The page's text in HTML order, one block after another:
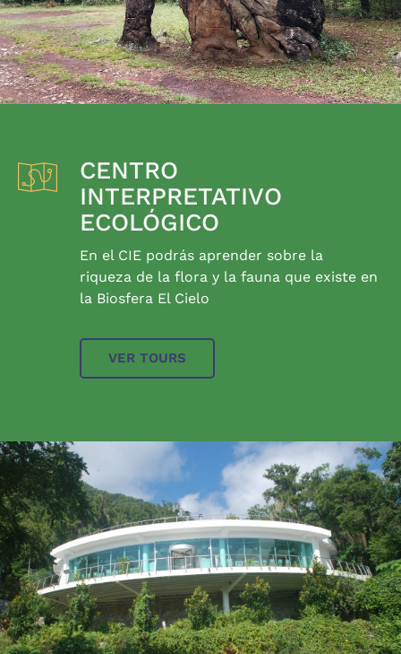
CENTRO
INTERPRETATIVO
ECOLÓGICO
En el CIE podrás aprender sobre la
riqueza de la flora y la fauna que existe en
la Biosfera El Cielo
VER TOURS